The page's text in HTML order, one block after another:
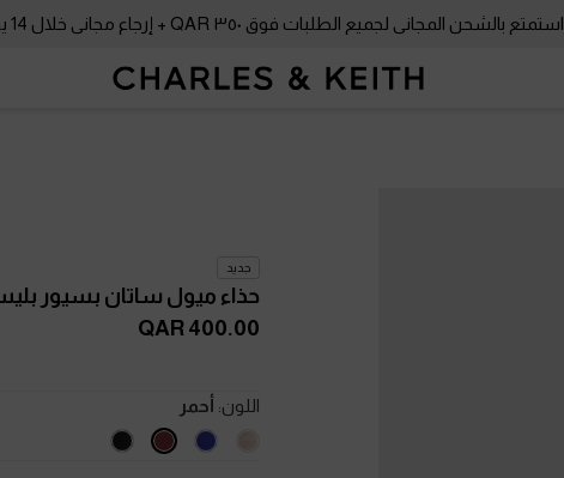
استمتع بالشحن المجاني لجميع الطلبات فوق ٣٥٠ QAR + إرجاع مجاني خلال 14 يومًا!
جديد
حذاء ميول ساتان بسيور
400.00 QAR
اللون: أحمر